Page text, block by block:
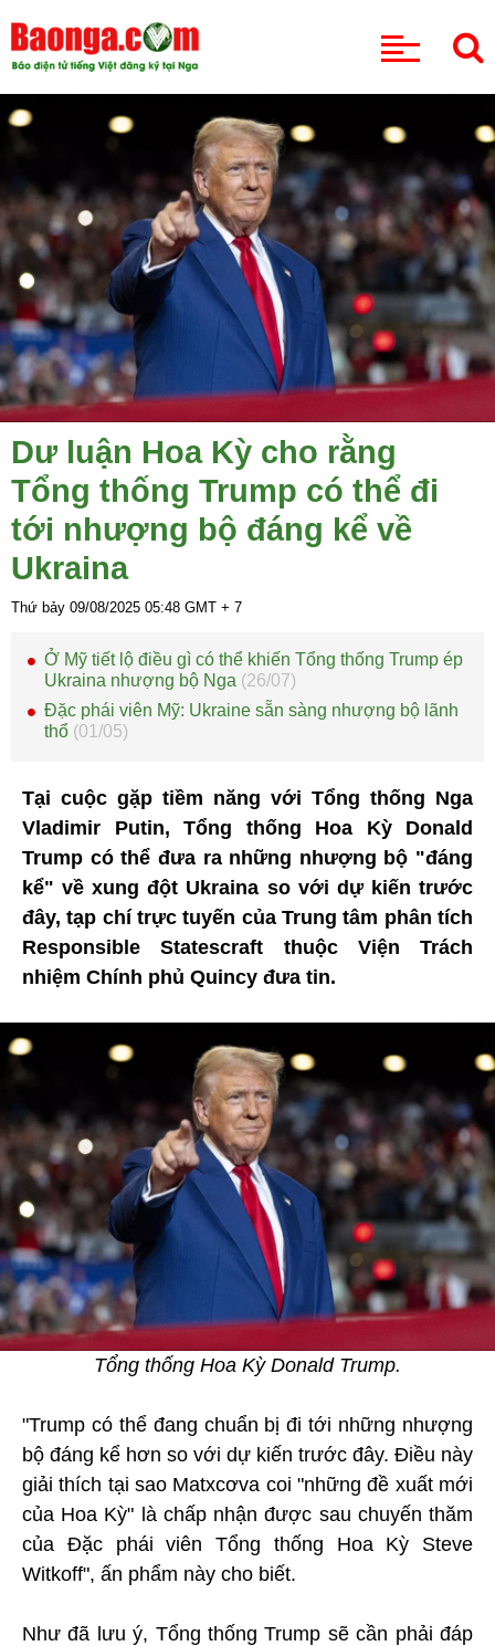
Dư luận Hoa Kỳ cho rằng
Tổng thống Trump có thể đi
tới nhượng bộ đáng kể về
Ukraina
Thứ bảy 09/08/2025 05:48 GMT + 7
Ở Mỹ tiết lộ điều gì có thể khiến Tổng thống Trump ép
Ukraina nhượng bộ Nga (26/07)
Đặc phái viên Mỹ: Ukraine sẵn sàng nhượng bộ lãnh
thổ (01/05)
Tại cuộc gặp tiềm năng với Tổng thống Nga
Vladimir Putin, Tổng thống Hoa Kỳ Donald
Trump có thể đưa ra những nhượng bộ "đáng
kể" về xung đột Ukraina so với dự kiến trước
đây, tạp chí trực tuyến của Trung tâm phân tích
Responsible Statescraft thuộc Viện Trách
nhiệm Chính phủ Quincy đưa tin.
Tổng thống Hoa Kỳ Donald Trump.
"Trump có thể đang chuẩn bị đi tới những nhượng
bộ đáng kể hơn so với dự kiến trước đây. Điều này
giải thích tại sao Matxcơva coi "những đề xuất mới
của Hoa Kỳ" là chấp nhận được sau chuyến thăm
của Đặc phái viên Tổng thống Hoa Kỳ Steve
Witkoff", ấn phẩm này cho biết.
Như đã lưu ý, Tổng thống Trump sẽ cần phải đáp